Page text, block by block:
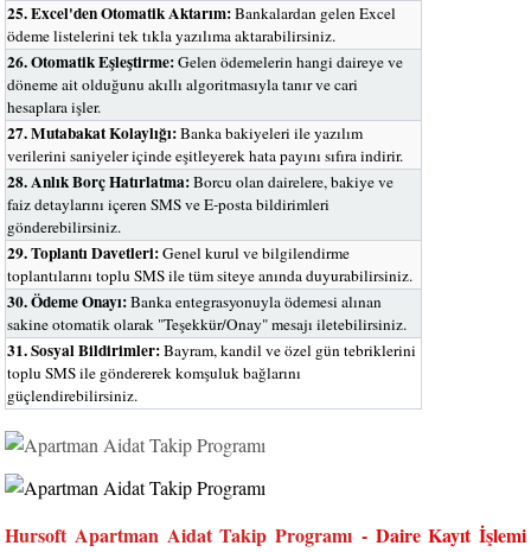
25. Excel'den Otomatik Aktarım:Bankalardan gelen Excel
ödeme listelerini tek tıkla yazılıma aktarabilirsiniz.
26. Otomatik Eşleştirme:Gelen ödemelerin hangi daireye ve
döneme ait olduğunu akıllı algoritmasıyla tanır ve cari
hesaplara işler.
27. Mutabakat Kolaylığı:Banka bakiyeleri ile yazılım
verilerini saniyeler içinde eşitleyerek hata payını sıfıra indirir.
28. Anlık Borç Hatırlatma:Borcu olan dairelere, bakiye ve
faiz detaylarını içeren SMS ve E-posta bildirimleri
gönderebilirsiniz.
29. Toplantı Davetleri:Genel kurul ve bilgilendirme
toplantılarını toplu SMS ile tüm siteye anında duyurabilirsiniz.
30. Ödeme Onayı:Banka entegrasyonuyla ödemesi alınan
sakine otomatik olarak "Teşekkür/Onay" mesajı iletebilirsiniz.
31. Sosyal Bildirimler:Bayram, kandil ve özel gün tebriklerini
toplu SMS ile göndererek komşuluk bağlarını
güçlendirebilirsiniz.
Hursoft Apartman Aidat Takip Programı - Daire Kayıt İşlemi